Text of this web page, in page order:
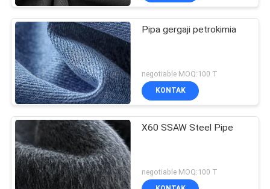
Pipa gergaji petrokimia
negotiable MOQ:100 T
KONTAK
X60 SSAW Steel Pipe
negotiable MOQ:100 T